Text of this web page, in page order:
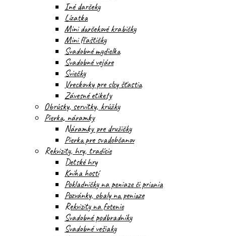
Iné darčeky
Lízatka
Mini darčekové krabičky
Mini fľaštičky
Svadobné mydielka
Svadobné vejáre
Sviečky
Vreckovky pre slzy šťastia
Závesné etikety
Obrúsky, servítky, krúžky
Pierka, náramky
Náramky pre družičky
Pierka pre svadobčanov
Rekvizity, hry, tradície
Detské hry
Kniha hostí
Pokladničky na peniaze či priania
Pozvánky, obaly na peniaze
Rekvizity na fotenie
Svadobné podbradníky
Svadobné vešiaky